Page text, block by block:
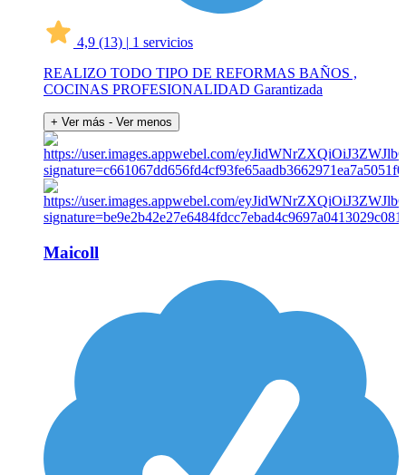
4,9 (13) | 1 servicios
REALIZO TODO TIPO DE REFORMAS BAÑOS ,
COCINAS PROFESIONALIDAD Garantizada
+ Ver más - Ver menos
Maicoll